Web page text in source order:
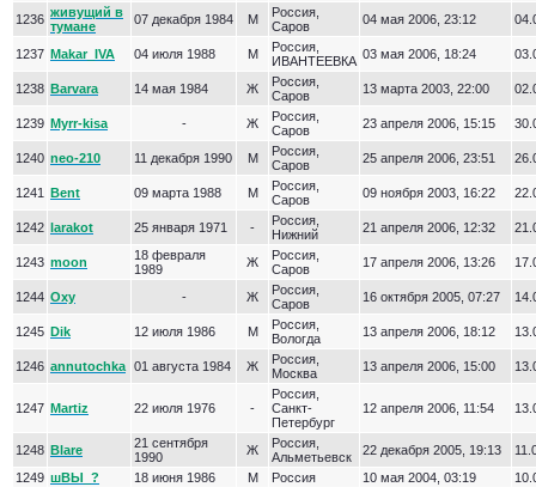
1236 живущий в
тумане
07 декабря 1984 М
Россия,
Саров
04 мая 2006, 23:12
1237 Makar_IVA 04 июля 1988 М
Россия,
ИВАНТЕЕВКА 03 мая 2006, 18:24
1238 Barvara 14 мая 1984 Ж
Россия,
Саров
13 марта 2003, 22:00
1239 Myrr-kisa - Ж
Россия,
Саров
23 апреля 2006, 15:15
1240 neo-210 11 декабря 1990 М
Россия,
Саров
25 апреля 2006, 23:51
1241 Bent 09 марта 1988 М
Россия,
Саров
09 ноября 2003, 16:22
1242 larakot 25 января 1971 -
Россия,
Нижний
21 апреля 2006, 12:32
1243 moon
18 февраля
1989
Ж
Россия,
Саров
17 апреля 2006, 13:26
1244 Oxy - Ж
Россия,
Саров
16 октября 2005, 07:27
1245 Dik 12 июля 1986 М
Россия,
Вологда
13 апреля 2006, 18:12
1246 annutochka 01 августа 1984 Ж
Россия,
Москва
13 апреля 2006, 15:00
1247 Martiz 22 июля 1976 -
Россия,
Санкт-
Петербург
12 апреля 2006, 11:54
1248 Blare
21 сентября
1990
Ж
Россия,
Альметьевск
22 декабря 2005, 19:13
1249 шВЫ_? 18 июня 1986 М Россия 10 мая 2004, 03:19